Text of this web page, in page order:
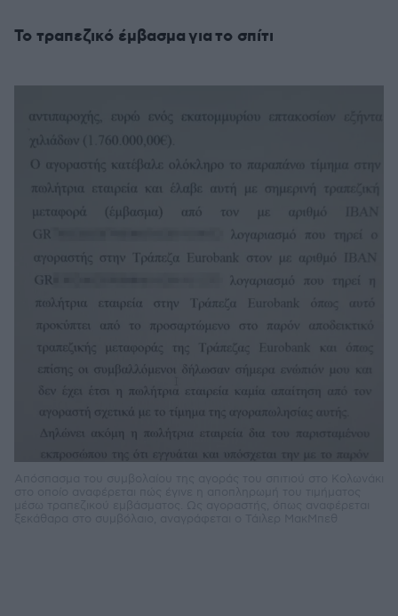
Το τραπεζικό έμβασμα για το σπίτι